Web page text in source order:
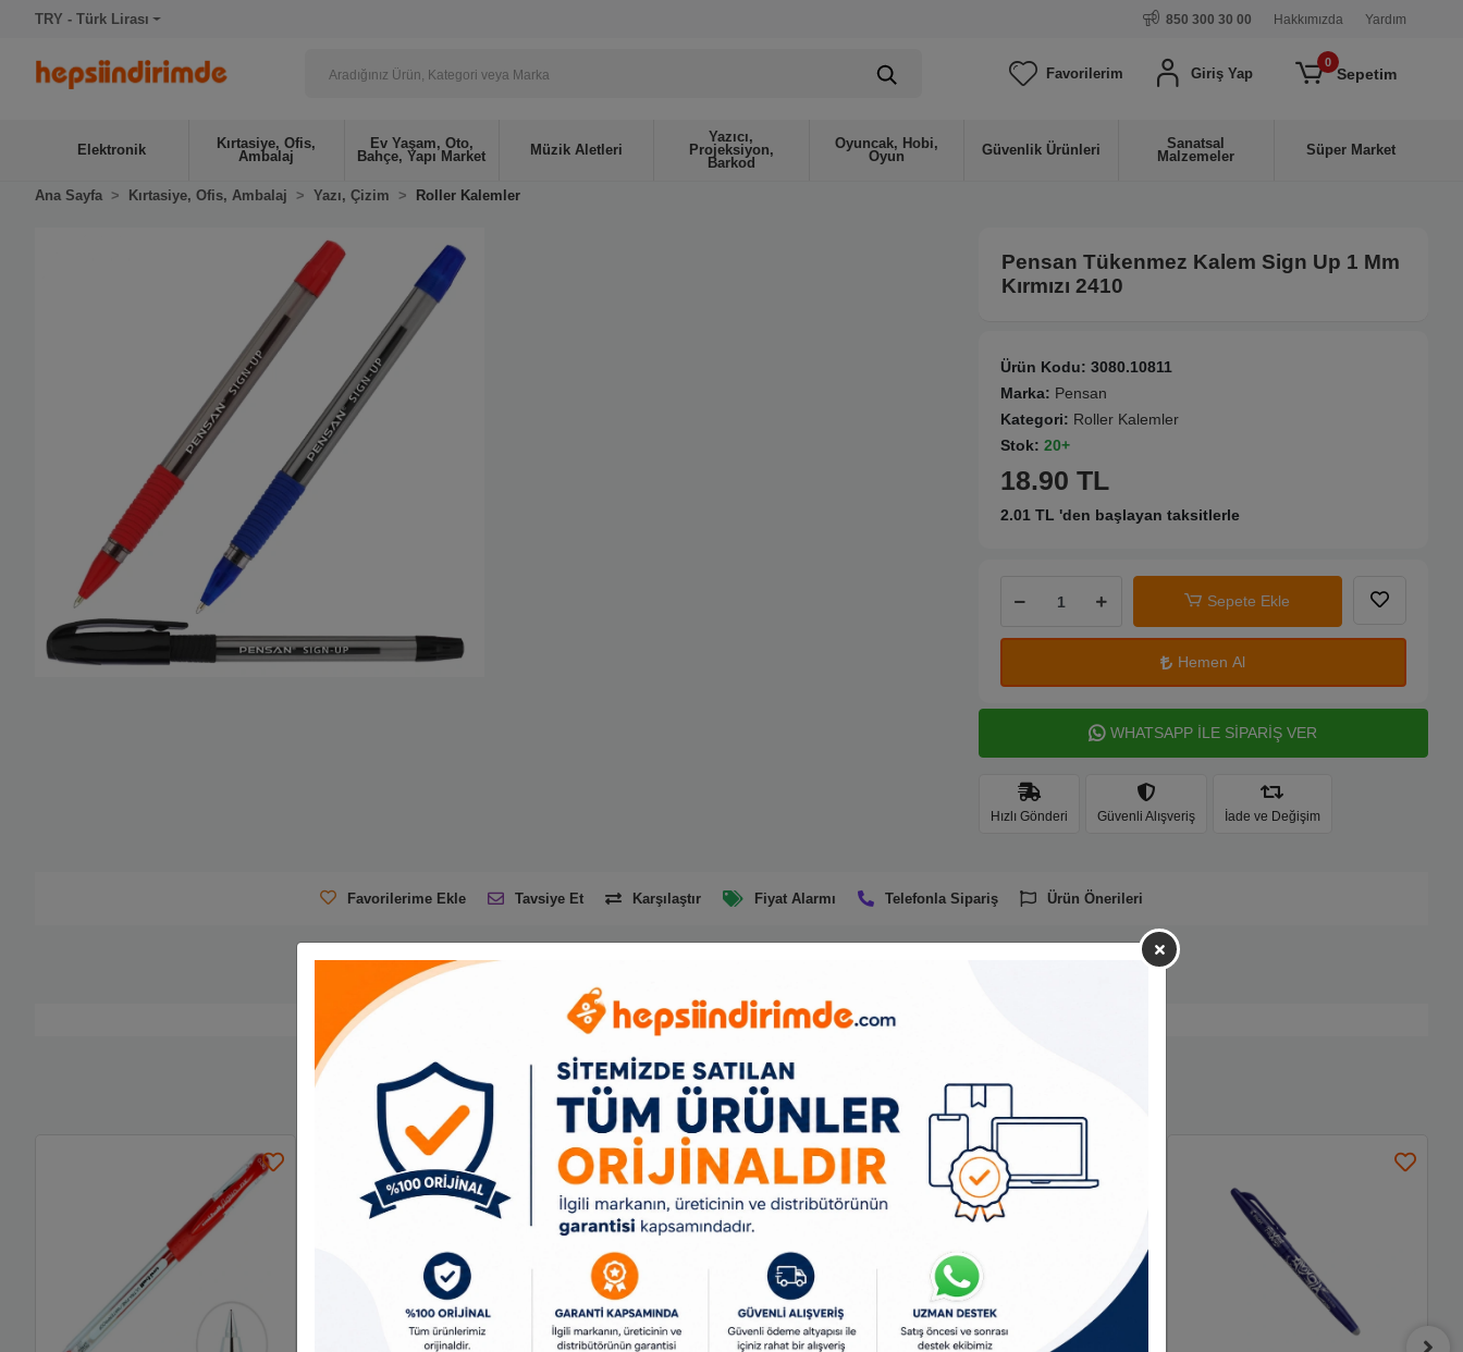
TRY - Türk Lirası 850 300 30 00 Hakkımızda Yardım
Favorilerim Giriş Yap
0
Sepetim
Elektronik
Kırtasiye, Ofis,
Ambalaj
Ev Yaşam, Oto,
Bahçe, Yapı Market
Müzik Aletleri
Yazıcı,
Projeksiyon,
Barkod
Oyuncak, Hobi,
Oyun
Güvenlik Ürünleri
Sanatsal
Malzemeler
Süper Market
Ana Sayfa Kırtasiye, Ofis, Ambalaj Yazı, Çizim Roller Kalemler
Pensan Tükenmez Kalem Sign Up 1 Mm
Kırmızı 2410
Ürün Kodu: 3080.10811
Marka: Pensan
Kategori: Roller Kalemler
Stok: 20+
18.90 TL
2.01 TL 'den başlayan taksitlerle
Sepete Ekle
Hemen Al
WHATSAPP İLE SİPARİŞ VER
Hızlı Gönderi Güvenli Alışveriş İade ve Değişim
Favorilerime Ekle Tavsiye Et Karşılaştır Fiyat Alarmı Telefonla Sipariş Ürün Önerileri
Benzer Ürünler